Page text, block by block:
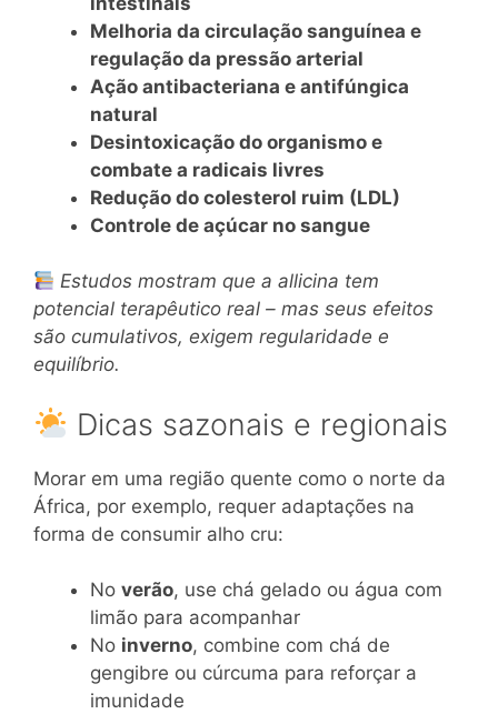
Melhoria da circulação sanguínea e
regulação da pressão arterial
Ação antibacteriana e antifúngica
natural
Desintoxicação do organismo e
combate a radicais livres
Redução do colesterol ruim (LDL)
Controle de açúcar no sangue
Estudos mostram que a allicina tem
potencial terapêutico real – mas seus efeitos
são cumulativos, exigem regularidade e
equilíbrio.
Dicas sazonais e regionais
Morar em uma região quente como o norte da
África, por exemplo, requer adaptações na
forma de consumir alho cru:
No verão, use chá gelado ou água com
limão para acompanhar
No inverno, combine com chá de
gengibre ou cúrcuma para reforçar a
imunidade